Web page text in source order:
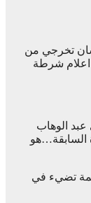
تخرجي من
شرطة
عبد الوهاب
السابقة…هو
تضيء في